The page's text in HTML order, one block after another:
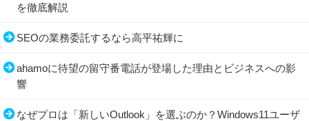
を徹底解説
SEOの業務委託するなら高平祐輝に
ahamoに待望の留守番電話が登場した理由とビジネスへの影
響
なぜプロは「新しいOutlook」を選ぶのか？Windows11ユーザ